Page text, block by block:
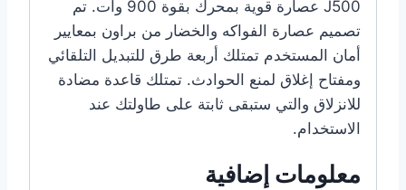
J500 عصارة قوية بمحرك بقوة 900 وات. تم
تصميم عصارة الفواكه والخضار من براون بمعايير
أمان المستخدم تمتلك أربعة طرق للتبديل التلقائي
ومفتاح إغلاق لمنع الحوادث. تمتلك قاعدة مضادة
للانزلاق والتي ستبقى ثابتة على طاولتك عند
الاستخدام.
معلومات إضافية